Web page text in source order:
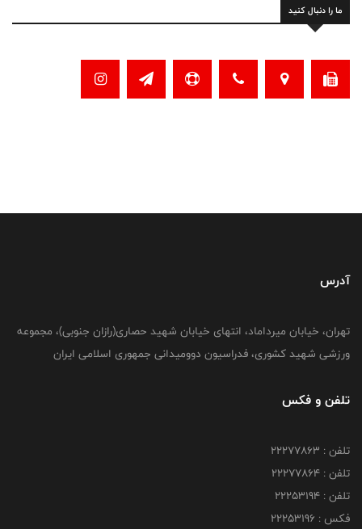
ما را دنبال کنید
آدرس
تهران، خیابان میرداماد، انتهای خیابان شهید حصاری(رازان جنوبی)، مجموعه
ورزشی شهید کشوری، فدراسیون دوومیدانی جمهوری اسلامی ایران
تلفن و فکس
تلفن : 22277863
تلفن : 22277864
تلفن : 22253194
فکس : 22253196